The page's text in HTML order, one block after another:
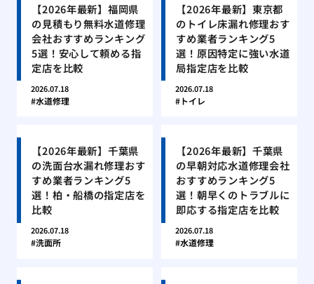
【2026年最新】福岡県
の見積もり無料水道修理
会社おすすめランキング
5選！安心して頼める指
定店を比較
2026.07.18
水道修理
【2026年最新】東京都
のトイレ床漏れ修理おす
すめ業者ランキング5
選！原因特定に強い水道
局指定店を比較
2026.07.18
トイレ
【2026年最新】千葉県
の洗面台水漏れ修理おす
すめ業者ランキング5
選！柏・船橋の指定店を
比較
2026.07.18
洗面所
【2026年最新】千葉県
の早朝対応水道修理会社
おすすめランキング5
選！朝早くのトラブルに
即応する指定店を比較
2026.07.18
水道修理